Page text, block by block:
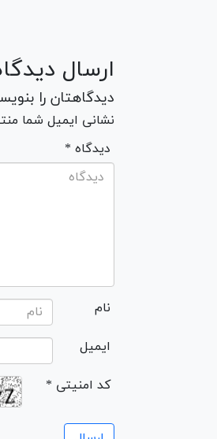
ارسال
دیدگاهتان را
نشانی ایمیل شما
* دیدگاه
نام
ایمیل
* کد امنیتی